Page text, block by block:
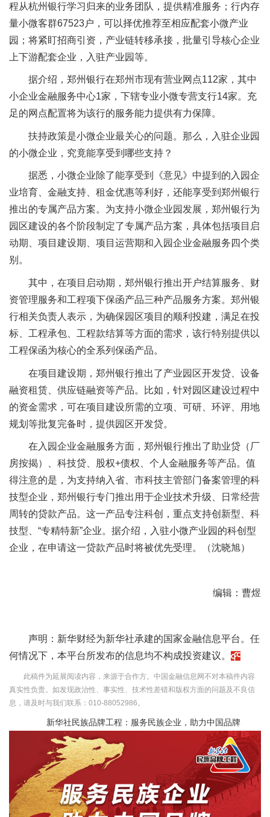
程从杭州银行学习归来的业务团队，提供精准服务；行内存
量小微客群67523户，可以择优推荐至相应配套小微产业
园；将紧盯招商引资，产业链转移承接，批量引导核心企业
上下游配套企业，入驻产业园等。
据介绍，郑州银行在郑州市现有营业网点112家，其中
小企业金融服务中心1家，下辖专业小微专营支行14家。充
足的网点配置将为该行的服务能力提供有力保障。
扶持政策是小微企业最关心的问题。那么，入驻企业园
的小微企业，究竟能享受到哪些支持？
据悉，小微企业除了能享受到《意见》中提到的入园企
业培育、金融支持、租金优惠等利好，还能享受到郑州银行
推出的专属产品方案。 为支持小微企业园发展，郑州银行为
园区建设的各个阶段制定了专属产品方案，具体包括项目启
动期、项目建设期、项目运营期和入园企业金融服务四个类
别。
其中，在项目启动期，郑州银行推出开户结算服务、财
资管理服务和工程项下保函产品三种产品服务方案。郑州银
行相关负责人表示，为确保园区项目的顺利投建，满足在投
标、工程承包、工程款结算等方面的需求，该行特别提供以
工程保函为核心的全系列保函产品。
在项目建设期，郑州银行推出了产业园区开发贷、设备
融资租赁、供应链融资等产品。比如，针对园区建设过程中
的资金需求，可在项目建设所需的立项、可研、环评、用地
规划等批复完备时，提供园区开发贷。
在入园企业金融服务方面，郑州银行推出了助业贷（厂
房按揭）、科技贷、股权+债权、个人金融服务等产品。值
得注意的是，为支持纳入省、市科技主管部门备案管理的科
技型企业，郑州银行专门推出用于企业技术升级、日常经营
周转的贷款产品。 这一产品专注科创，重点支持创新型、科
技型、“专精特新”企业。据介绍，入驻小微产业园的科创型
企业，在申请这一贷款产品时将被优先受理。（沈晓旭）
编辑：曹煜
声明：新华财经为新华社承建的国家金融信息平台。任
何情况下，本平台所发布的信息均不构成投资建议。
此稿件为延展阅读内容，来源于合作方。中国金融信息网不对本稿件内容
真实性负责。如发现政治性、事实性、技术性差错和版权方面的问题及不良信
息，请及时与我们联系：010-88052986。
新华社民族品牌工程：服务民族企业，助力中国品牌